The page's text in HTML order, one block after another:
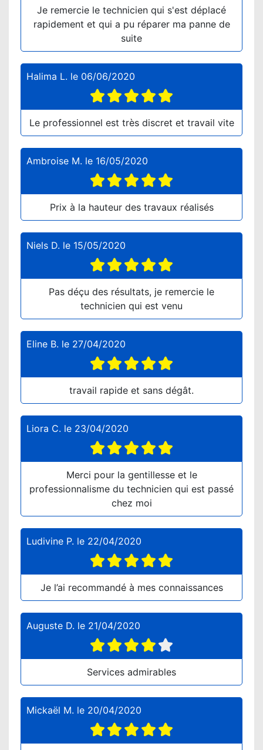
Je remercie le technicien qui s'est déplacé
rapidement et qui a pu réparer ma panne de
suite
Halima L. le 06/06/2020
Le professionnel est très discret et travail vite
Ambroise M. le 16/05/2020
Prix à la hauteur des travaux réalisés
Niels D. le 15/05/2020
Pas déçu des résultats, je remercie le
technicien qui est venu
Eline B. le 27/04/2020
travail rapide et sans dégât.
Liora C. le 23/04/2020
Merci pour la gentillesse et le
professionnalisme du technicien qui est passé
chez moi
Ludivine P. le 22/04/2020
Je l’ai recommandé à mes connaissances
Auguste D. le 21/04/2020
Services admirables
Mickaël M. le 20/04/2020